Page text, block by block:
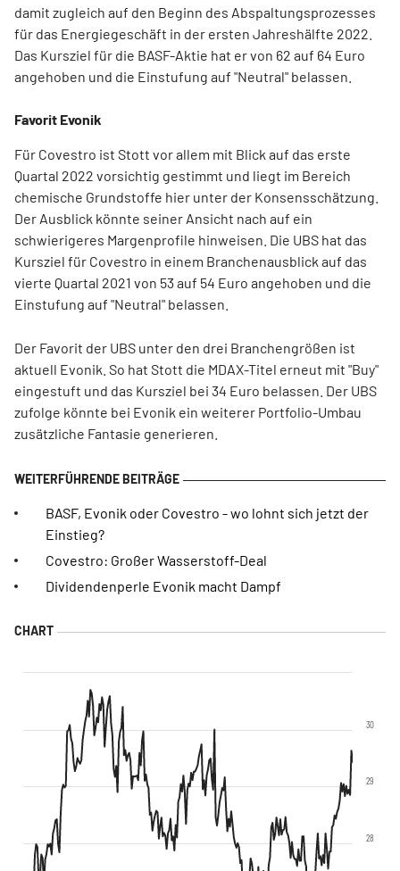
damit zugleich auf den Beginn des Abspaltungsprozesses
für das Energiegeschäft in der ersten Jahreshälfte 2022.
Das Kursziel für die BASF-Aktie hat er von 62 auf 64 Euro
angehoben und die Einstufung auf "Neutral" belassen.
Favorit Evonik
Für Covestro ist Stott vor allem mit Blick auf das erste
Quartal 2022 vorsichtig gestimmt und liegt im Bereich
chemische Grundstoffe hier unter der Konsensschätzung.
Der Ausblick könnte seiner Ansicht nach auf ein
schwierigeres Margenprofile hinweisen. Die UBS hat das
Kursziel für Covestro in einem Branchenausblick auf das
vierte Quartal 2021 von 53 auf 54 Euro angehoben und die
Einstufung auf "Neutral" belassen.
Der Favorit der UBS unter den drei Branchengrößen ist
aktuell Evonik. So hat Stott die MDAX-Titel erneut mit "Buy"
eingestuft und das Kursziel bei 34 Euro belassen. Der UBS
zufolge könnte bei Evonik ein weiterer Portfolio-Umbau
zusätzliche Fantasie generieren.
BASF, Evonik oder Covestro - wo lohnt sich jetzt der
Einstieg?
Covestro: Großer Wasserstoff-Deal
Dividendenperle Evonik macht Dampf
28
29
30